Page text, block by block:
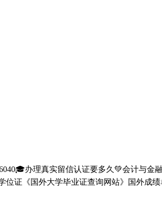
办理真实留信认证要多久💚会计与金
证《国外大学毕业证查询网站》国外成